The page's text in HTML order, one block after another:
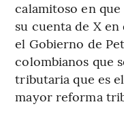
calamitoso en que
su cuenta de X
el Gobierno de
colombianos que
tributaria que es
mayor reforma